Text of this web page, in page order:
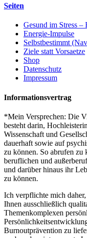
Seiten
Gesund im Stress –
Energie-Impulse
Selbstbestimmt
Ziele statt Vorsaetze
Shop
Datenschutz
Impressum
Informationsvertrag
*Mein Versprechen: Die
besteht darin,
Wissenschaft und
dauerhaft sowie auf
zu können. So abrufen zu
beruflichen und
und darüber hinaus ihr
zu können.
Ich verpflichte mich
Ihnen ausschließlich
Themenkomplexen
Burnoutprävention zu